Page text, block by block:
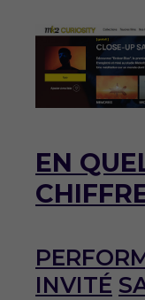
EN
INVITÉ